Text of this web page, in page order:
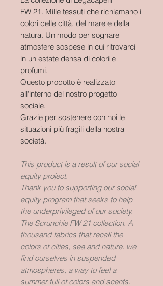
FW 21. Mille tessuti che richiamano i
colori delle città, del mare e della
natura. Un modo per sognare
atmosfere sospese in cui ritrovarci
in un estate densa di colori e
profumi.
Questo prodotto è realizzato
all'interno del nostro progetto
sociale.
Grazie per sostenere con noi le
situazioni più fragili della nostra
società.
This product is a result of our social
equity project.
Thank you to supporting our social
equity program that seeks to help
the underprivileged of our society.
The Scrunchie FW 21 collection. A
thousand fabrics that recall the
colors of cities, sea and nature. we
find ourselves in suspended
atmospheres, a way to feel a
summer full of colors and scents.